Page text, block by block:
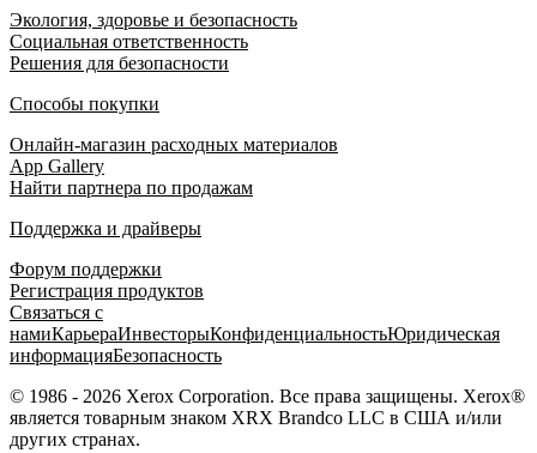
Экология, здоровье и безопасность
Социальная ответственность
Решения для безопасности
Способы покупки
Онлайн-магазин расходных материалов
App Gallery
Найти партнера по продажам
Поддержка и драйверы
Форум поддержки
Регистрация продуктов
Связаться с
намиКарьераИнвесторыКонфиденциальностьЮридическая
информацияБезопасность
© 1986 - 2026 Xerox Corporation. Все права защищены. Xerox®
является товарным знаком XRX Brandco LLC в США и/или
других странах.